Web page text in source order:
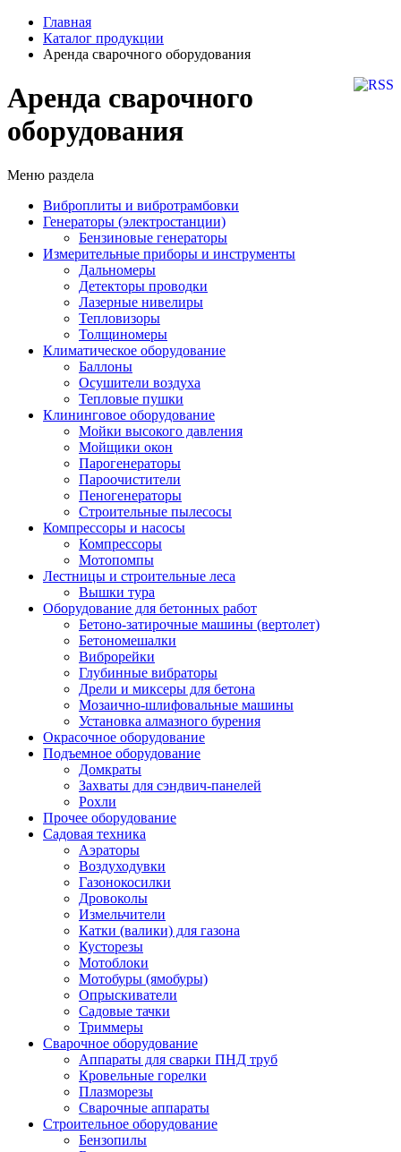
Главная
Каталог продукции
Аренда сварочного оборудования
Аренда сварочного
оборудования
Меню раздела
Виброплиты и вибротрамбовки
Генераторы (электростанции)
Бензиновые генераторы
Измерительные приборы и инструменты
Дальномеры
Детекторы проводки
Лазерные нивелиры
Тепловизоры
Толщиномеры
Климатическое оборудование
Баллоны
Осушители воздуха
Тепловые пушки
Клининговое оборудование
Мойки высокого давления
Мойщики окон
Парогенераторы
Пароочистители
Пеногенераторы
Строительные пылесосы
Компрессоры и насосы
Компрессоры
Мотопомпы
Лестницы и строительные леса
Вышки тура
Оборудование для бетонных работ
Бетоно-затирочные машины (вертолет)
Бетономешалки
Виброрейки
Глубинные вибраторы
Дрели и миксеры для бетона
Мозаично-шлифовальные машины
Установка алмазного бурения
Окрасочное оборудование
Подъемное оборудование
Домкраты
Захваты для сэндвич-панелей
Рохли
Прочее оборудование
Садовая техника
Аэраторы
Воздуходувки
Газонокосилки
Дровоколы
Измельчители
Катки (валики) для газона
Кусторезы
Мотоблоки
Мотобуры (ямобуры)
Опрыскиватели
Садовые тачки
Триммеры
Сварочное оборудование
Аппараты для сварки ПНД труб
Кровельные горелки
Плазморезы
Сварочные аппараты
Строительное оборудование
Бензопилы